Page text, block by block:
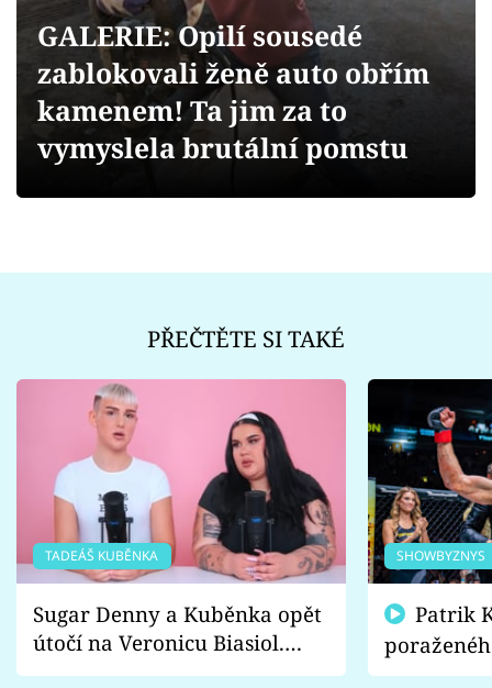
Videa
Sledujte prima+
GALERIE: Opilí sousedé
zablokovali ženě auto obřím
kamenem! Ta jim za to
vymyslela brutální pomstu
PŘEČTĚTE SI TAKÉ
TADEÁŠ KUBĚNKA
Sugar Denny a Kuběnka opět
útočí na Veronicu Biasiol.
Proč je podle nich falešná a
SHOWBYZNYS
fanoušci